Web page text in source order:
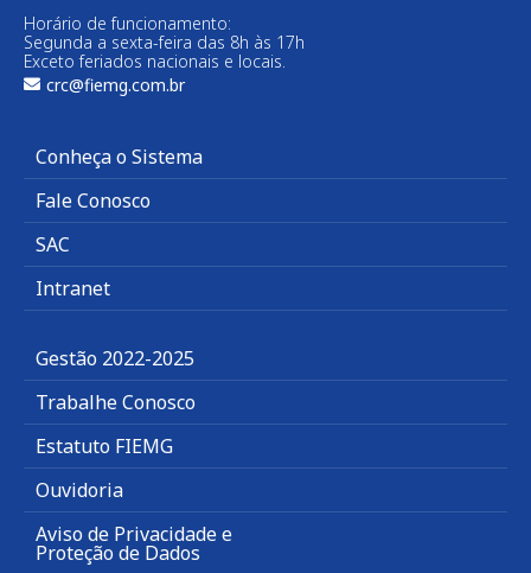
Horário de funcionamento:
Segunda a sexta-feira das 8h às 17h
Exceto feriados nacionais e locais.
crc@fiemg.com.br
Conheça o Sistema
Fale Conosco
SAC
Intranet
Gestão 2022-2025
Trabalhe Conosco
Estatuto FIEMG
Ouvidoria
Aviso de Privacidade e
Proteção de Dados